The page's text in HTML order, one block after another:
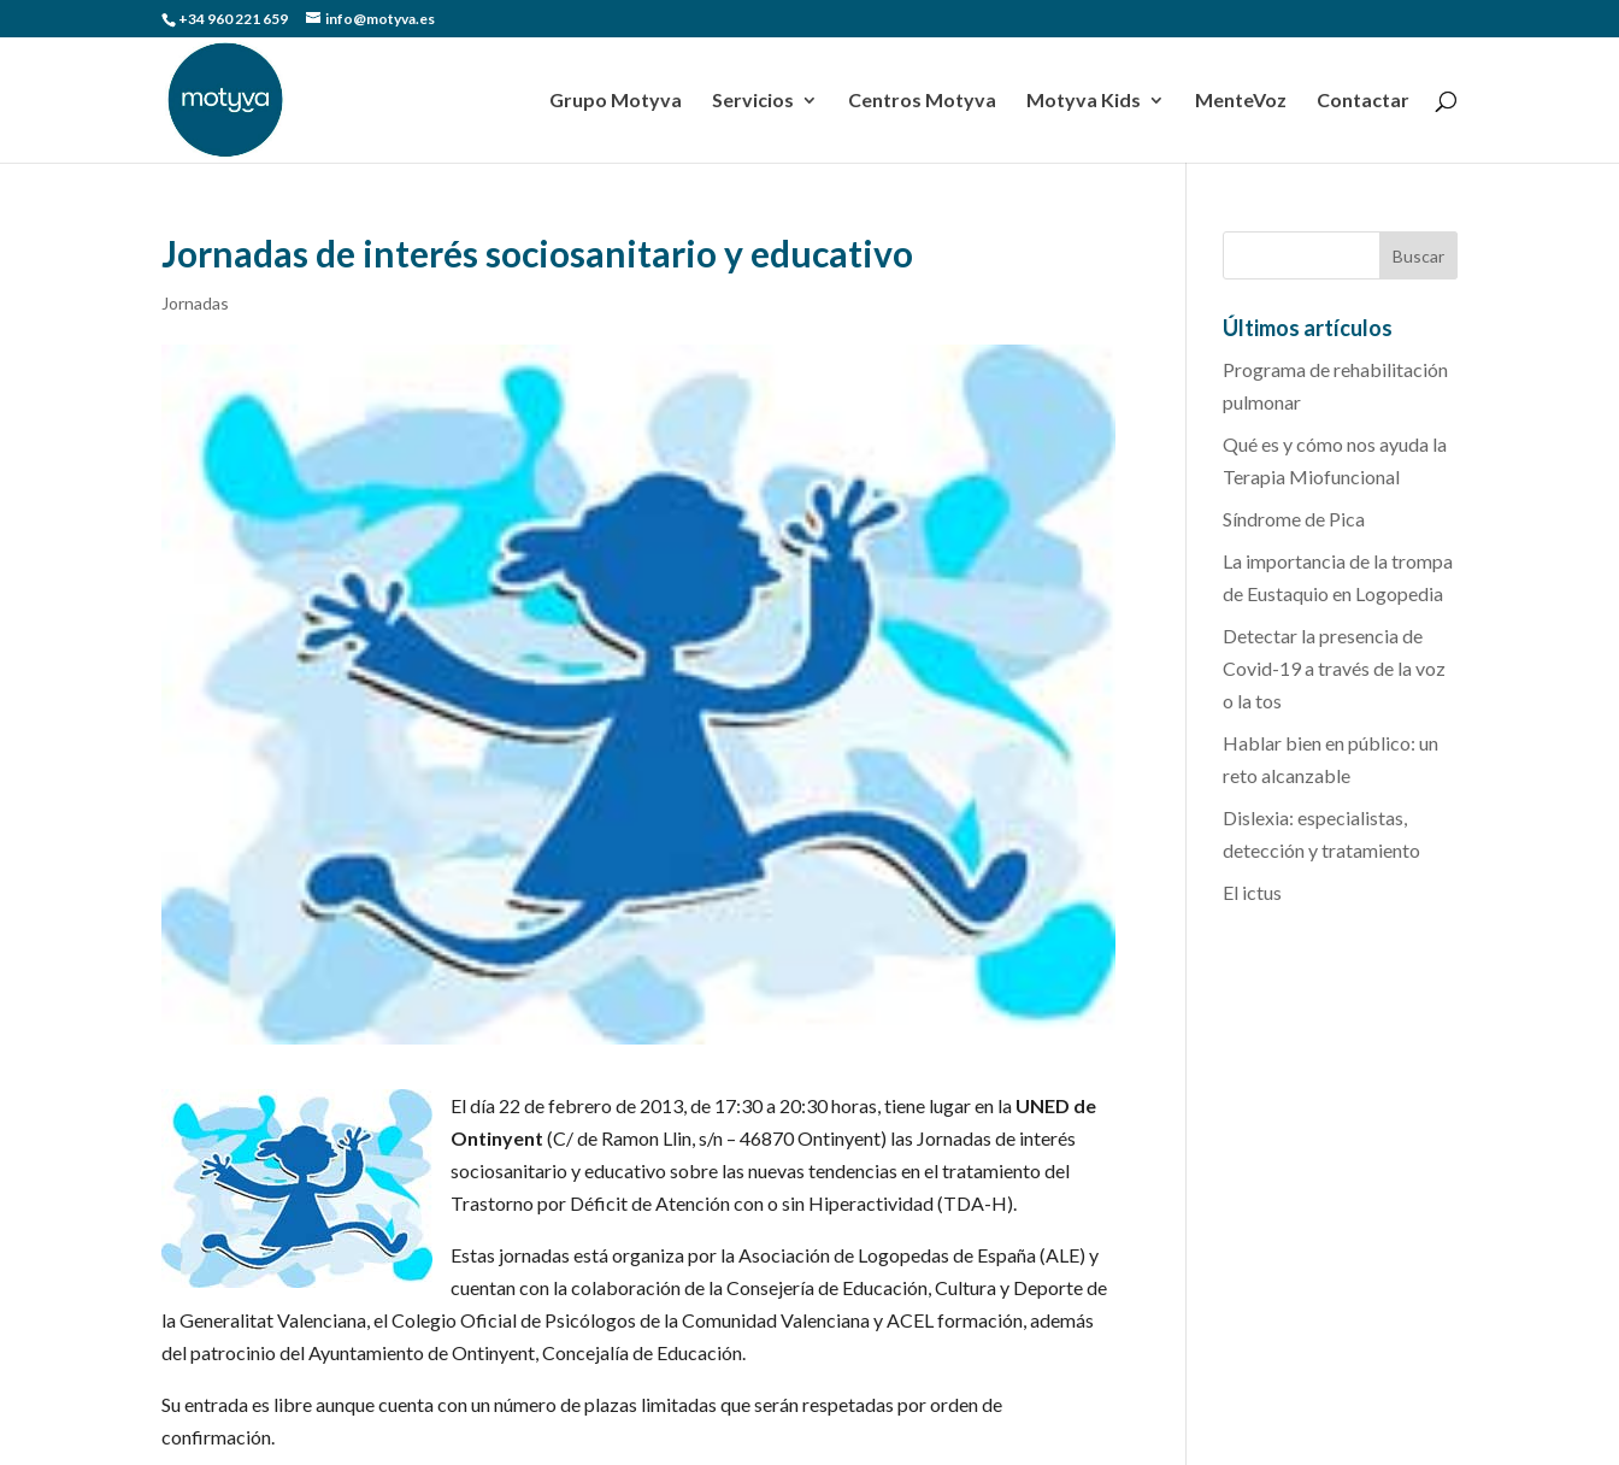
+34 960 221 659 info@motyva.es
Grupo Motyva Servicios Centros Motyva Motyva Kids MenteVoz Contactar
Jornadas de interés sociosanitario y educativo
Jornadas
El día 22 de febrero de 2013, de 17:30 a 20:30 horas, tiene lugar en la UNED de
Ontinyent (C/ de Ramon Llin, s/n – 46870 Ontinyent) las Jornadas de interés
sociosanitario y educativo sobre las nuevas tendencias en el tratamiento del
Trastorno por Déficit de Atención con o sin Hiperactividad (TDA-H).
Estas jornadas está organiza por la Asociación de Logopedas de España (ALE) y
cuentan con la colaboración de la Consejería de Educación, Cultura y Deporte de
la Generalitat Valenciana, el Colegio Oficial de Psicólogos de la Comunidad Valenciana y ACEL formación, además
del patrocinio del Ayuntamiento de Ontinyent, Concejalía de Educación.
Su entrada es libre aunque cuenta con un número de plazas limitadas que serán respetadas por orden de
confirmación.
Últimos artículos
Programa de rehabilitación
pulmonar
Qué es y cómo nos ayuda la
Terapia Miofuncional
Síndrome de Pica
La importancia de la trompa
de Eustaquio en Logopedia
Detectar la presencia de
Covid-19 a través de la voz
o la tos
Hablar bien en público: un
reto alcanzable
Dislexia: especialistas,
detección y tratamiento
El ictus